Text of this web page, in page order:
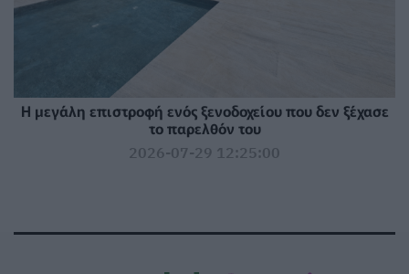
Η μεγάλη επιστροφή ενός ξενοδοχείου που δεν ξέχασε
το παρελθόν του
2026-07-29 12:25:00